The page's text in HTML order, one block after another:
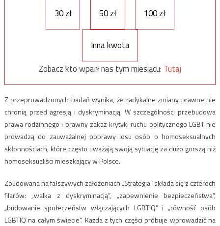
30 zł 50 zł 100 zł
Inna kwota
Zobacz kto wparł nas tym miesiącu: Tutaj
Z przeprowadzonych badań wynika, że radykalne zmiany prawne nie
chronią przed agresją i dyskryminacją. W szczególności przebudowa
prawa rodzinnego i prawny zakaz krytyki ruchu politycznego LGBT nie
prowadzą do zauważalnej poprawy losu osób o homoseksualnych
skłonnościach, które często uważają swoją sytuację za dużo gorszą niż
homoseksualiści mieszkający w Polsce.
Zbudowana na fałszywych założeniach „Strategia” składa się z czterech
filarów: „walka z dyskryminacją”, „zapewnienie bezpieczeństwa”,
„budowanie społeczeństw włączających LGBTIQ” i „równość osób
LGBTIQ na całym świecie”. Każda z tych części próbuje wprowadzić na